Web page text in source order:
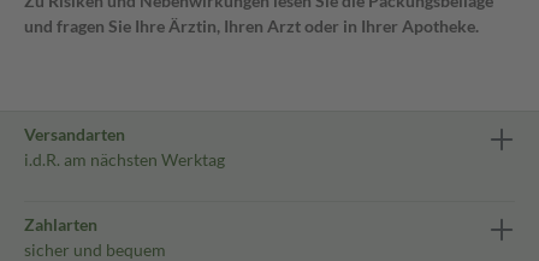
und fragen Sie Ihre Ärztin, Ihren Arzt oder in Ihrer Apotheke.
Versandarten
i.d.R. am nächsten Werktag
Zahlarten
sicher und bequem